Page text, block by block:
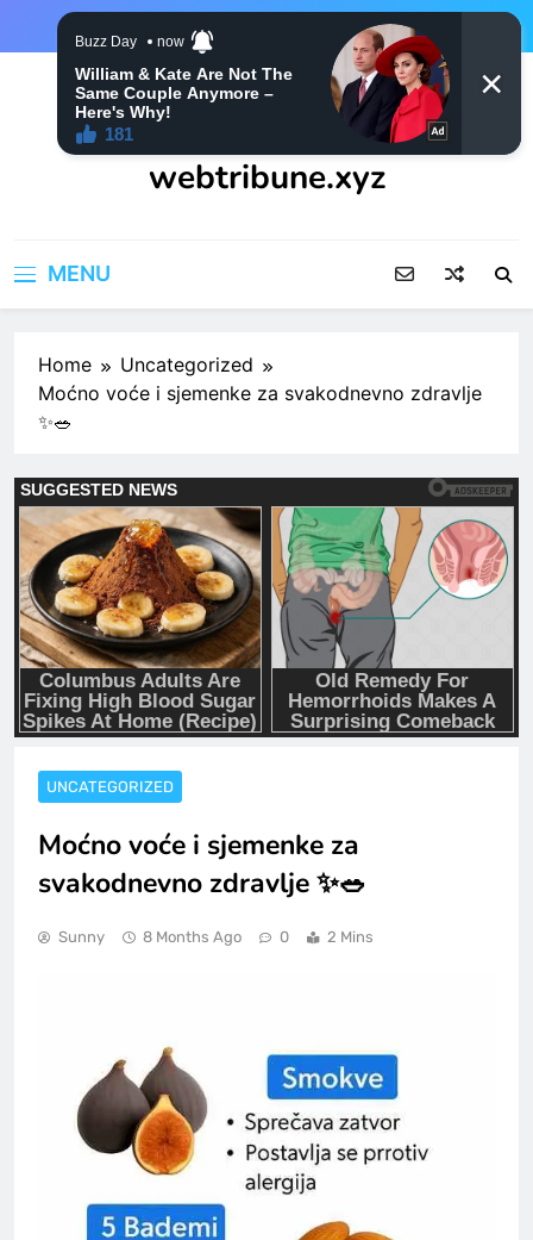
webtribune.xyz
MENU
Home
Uncategorized
Moćno voće i sjemenke za svakodnevno zdravlje
✨🥗
UNCATEGORIZED
Moćno voće i sjemenke za
svakodnevno zdravlje ✨🥗
Sunny 8 Months Ago 0 2 Mins